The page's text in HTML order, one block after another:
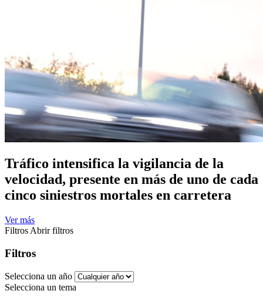
Tráfico intensifica la vigilancia de la
velocidad, presente en más de uno de cada
cinco siniestros mortales en carretera
Ver más
Filtros Abrir filtros
Filtros
Selecciona un año
Selecciona un tema